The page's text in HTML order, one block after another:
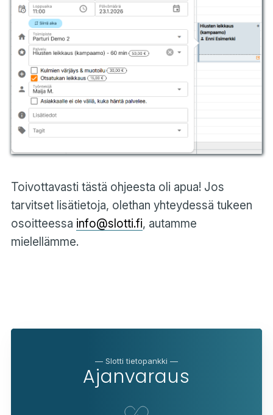
Toivottavasti tästä ohjeesta oli apua! Jos
tarvitset lisätietoja, olethan yhteydessä tukeen
osoitteessa info@slotti.fi, autamme
mielellämme.
— Slotti tietopankki —
Ajanvaraus